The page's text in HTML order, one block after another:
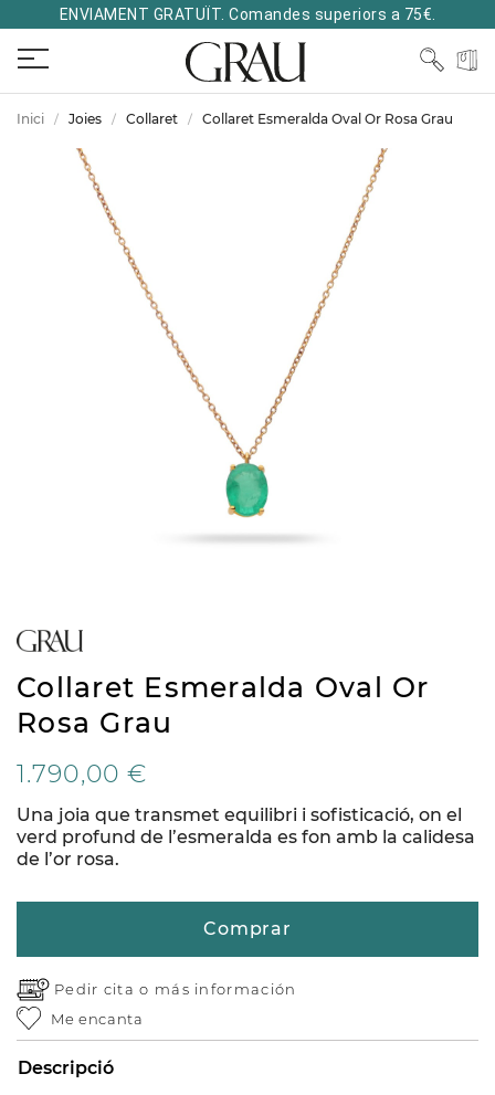
ENVIAMENT GRATUÏT. Comandes superiors a 75€.
Inici Joies Collaret Collaret Esmeralda Oval Or Rosa Grau
Collaret Esmeralda Oval Or
Rosa Grau
1.790,00 €
Una joia que transmet equilibri i sofisticació, on el
verd profund de l’esmeralda es fon amb la calidesa
de l’or rosa.
Comprar
Pedir cita o más información
Me encanta
Descripció